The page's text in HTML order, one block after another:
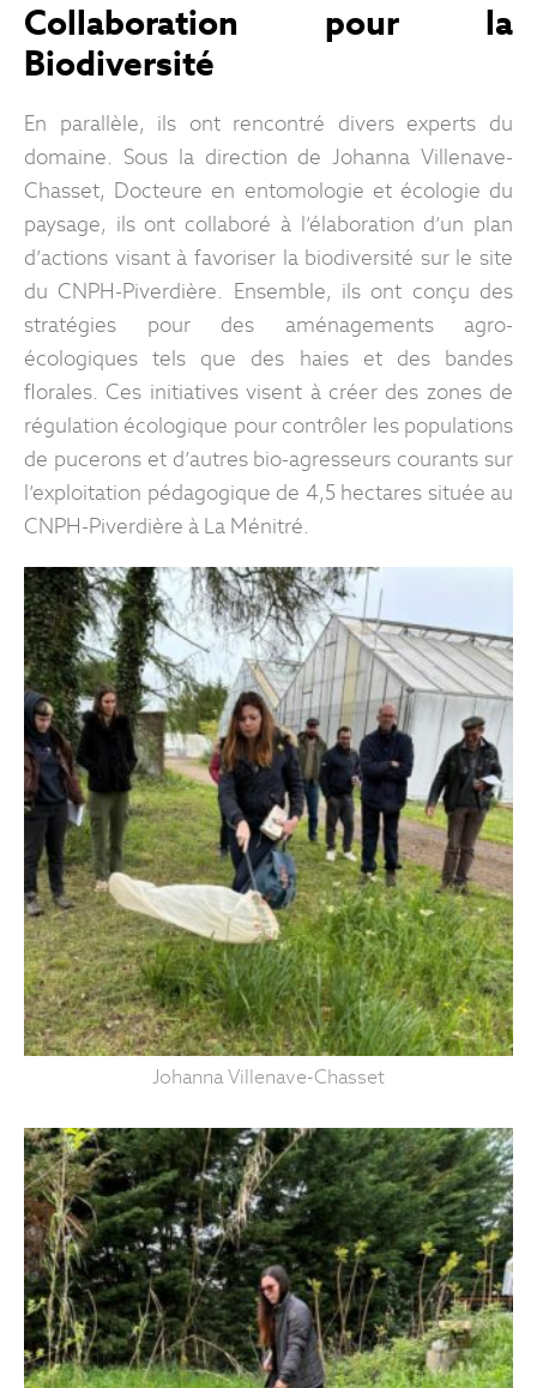
Collaboration pour la
Biodiversité
En parallèle, ils ont rencontré divers experts du
domaine. Sous la direction de Johanna Villenave-
Chasset, Docteure en entomologie et écologie du
paysage, ils ont collaboré à l’élaboration d’un plan
d’actions visant à favoriser la biodiversité sur le site
du CNPH-Piverdière. Ensemble, ils ont conçu des
stratégies pour des aménagements agro-
écologiques tels que des haies et des bandes
florales. Ces initiatives visent à créer des zones de
régulation écologique pour contrôler les populations
de pucerons et d’autres bio-agresseurs courants sur
l’exploitation pédagogique de 4,5 hectares située au
CNPH-Piverdière à La Ménitré.
Johanna Villenave-Chasset